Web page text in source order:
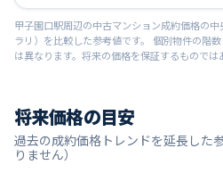
甲子園口駅周辺の中古マンション成約価格の
ラリ）を比較した参考値です。 個別物件の階
は異なります。将来の価格を保証するものでは
将来価格の目安
過去の成約価格トレンドを延長した
りません）